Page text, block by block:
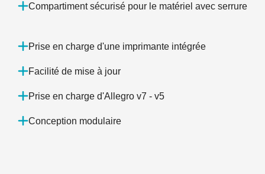
Compartiment sécurisé pour le matériel avec serrure
Prise en charge d'une imprimante intégrée
Facilité de mise à jour
Prise en charge d'Allegro v7 - v5
Conception modulaire